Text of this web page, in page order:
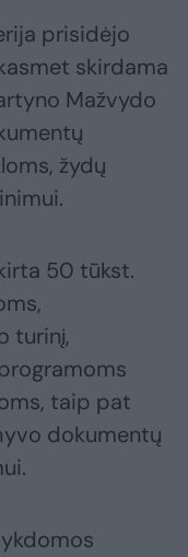
prisidėjo
skirdama
Mažvydo
žydų
50 tūkst.
turinį,
taip pat
dokumentų